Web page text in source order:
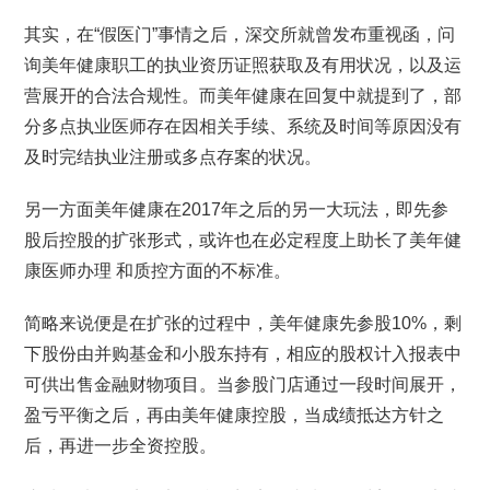
其实，在“假医门”事情之后，深交所就曾发布重视函，问
询美年健康职工的执业资历证照获取及有用状况，以及运
营展开的合法合规性。而美年健康在回复中就提到了，部
分多点执业医师存在因相关手续、系统及时间等原因没有
及时完结执业注册或多点存案的状况。
另一方面美年健康在2017年之后的另一大玩法，即先参
股后控股的扩张形式，或许也在必定程度上助长了美年健
康医师办理 和质控方面的不标准。
简略来说便是在扩张的过程中，美年健康先参股10%，剩
下股份由并购基金和小股东持有，相应的股权计入报表中
可供出售金融财物项目。当参股门店通过一段时间展开，
盈亏平衡之后，再由美年健康控股，当成绩抵达方针之
后，再进一步全资控股。